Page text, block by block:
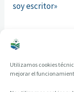
Utilizamos cookies
mejorar el
soy escritor»
para reír todo el